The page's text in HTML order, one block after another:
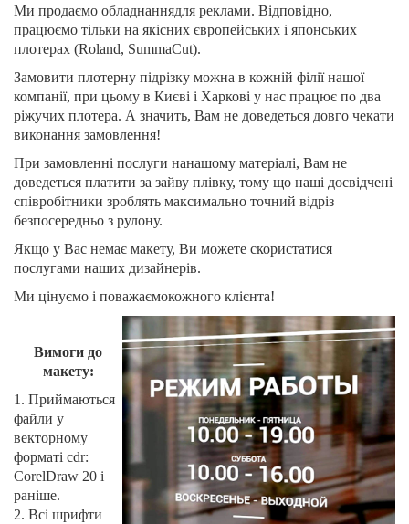
Ми продаємо обладнаннядля реклами. Відповідно,
працюємо тільки на якісних європейських і японських
плотерах (Roland, SummaCut).
Замовити плотерну підрізку можна в кожній філії нашої
компанії, при цьому в Києві і Харкові у нас працює по два
ріжучих плотера. А значить, Вам не доведеться довго чекати
виконання замовлення!
При замовленні послуги нанашому матеріалі, Вам не
доведеться платити за зайву плівку, тому що наші досвідчені
співробітники зроблять максимально точний відріз
безпосередньо з рулону.
Якщо у Вас немає макету, Ви можете скористатися
послугами наших дизайнерів.
Ми цінуємо і поважаємокожного клієнта!
Вимоги до
макету:
1. Приймаються
файли у
векторному
форматі cdr:
CorelDraw 20 і
раніше.
2. Всі шрифти